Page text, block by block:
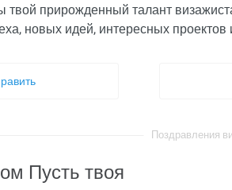
твой прирожденный талант
новых идей, интересных
Поздравления
Пусть твоя